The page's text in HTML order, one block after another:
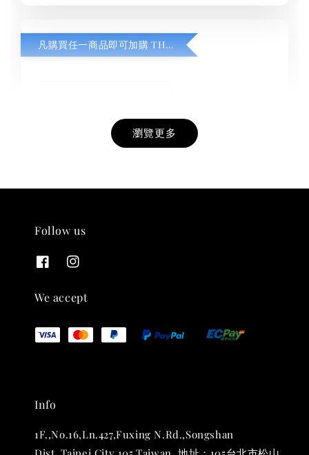
凡購買任一商品即可加購 THT 九週年紀念 T-shirt
THT 九週年紀念 T-shirt
NT$ 880
加入購物車
瀏覽更多
Follow us
We accept
Info
1F.,No.16,Ln.427,Fuxing N.Rd.,Songshan